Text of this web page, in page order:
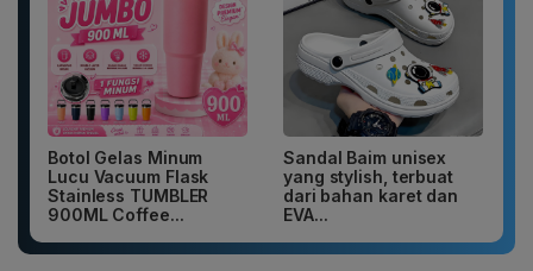
Botol Gelas Minum
Lucu Vacuum Flask
Stainless TUMBLER
900ML Coffee...
Sandal Baim unisex
yang stylish, terbuat
dari bahan karet dan
EVA...